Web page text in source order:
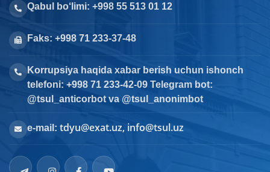
Qabul bo‘limi: +998 55 513 01 12
Faks: +998 71 233-37-48
Korrupsiya haqida xabar berish uchun ishonch
telefoni: +998 71 233-42-09 Telegram bot:
@tsul_anticorbot va @tsul_anonimbot
e-mail: tdyu@exat.uz, info@tsul.uz